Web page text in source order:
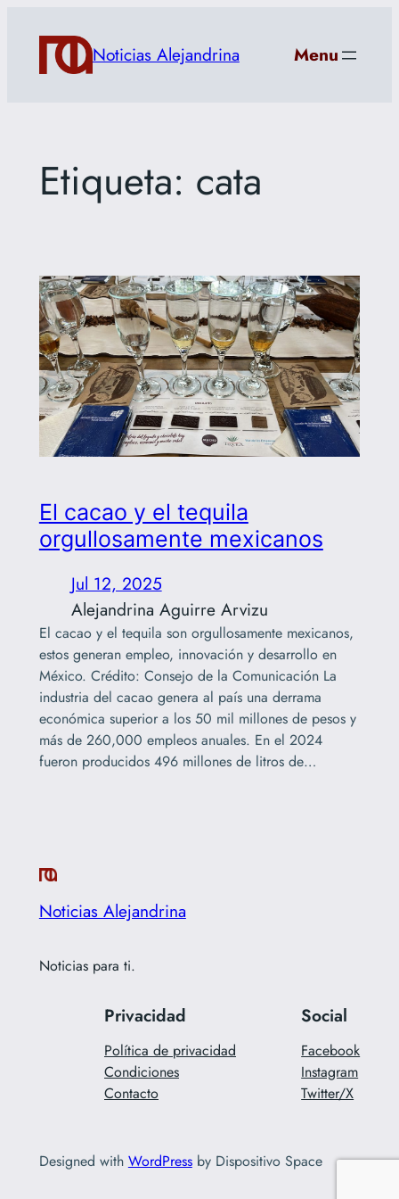
contenido
Noticias Alejandrina Menu
Etiqueta: cata
El cacao y el tequila
orgullosamente mexicanos
Jul 12, 2025
Alejandrina Aguirre Arvizu
El cacao y el tequila son orgullosamente mexicanos,
estos generan empleo, innovación y desarrollo en
México. Crédito: Consejo de la Comunicación La
industria del cacao genera al país una derrama
económica superior a los 50 mil millones de pesos y
más de 260,000 empleos anuales. En el 2024
fueron producidos 496 millones de litros de…
Noticias Alejandrina
Noticias para ti.
Privacidad
Política de privacidad
Condiciones
Contacto
Social
Facebook
Instagram
Twitter/X
Designed with WordPressby Dispositivo Space